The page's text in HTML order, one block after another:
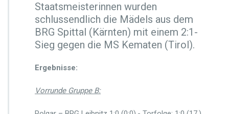
Staatsmeisterinnen wurden
schlussendlich die Mädels aus dem
BRG Spittal (Kärnten) mit einem 2:1-
Sieg gegen die MS Kematen (Tirol).
Ergebnisse:
Vorrunde Gruppe B: